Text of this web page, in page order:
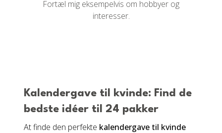
Fortæl mig eksempelvis om hobbyer og
interesser.
Kalendergave til kvinde: Find de
bedste idéer til 24 pakker
At finde den perfekte kalendergave til kvinde